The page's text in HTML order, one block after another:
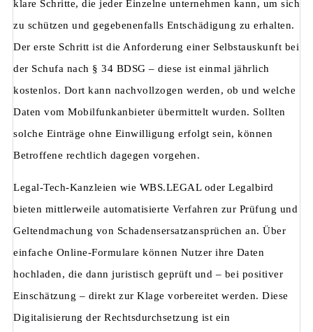
klare Schritte, die jeder Einzelne unternehmen kann, um sich
zu schützen und gegebenenfalls Entschädigung zu erhalten.
Der erste Schritt ist die Anforderung einer Selbstauskunft bei
der Schufa nach § 34 BDSG – diese ist einmal jährlich
kostenlos. Dort kann nachvollzogen werden, ob und welche
Daten vom Mobilfunkanbieter übermittelt wurden. Sollten
solche Einträge ohne Einwilligung erfolgt sein, können
Betroffene rechtlich dagegen vorgehen.
Legal-Tech-Kanzleien wie WBS.LEGAL oder Legalbird
bieten mittlerweile automatisierte Verfahren zur Prüfung und
Geltendmachung von Schadensersatzansprüchen an. Über
einfache Online-Formulare können Nutzer ihre Daten
hochladen, die dann juristisch geprüft und – bei positiver
Einschätzung – direkt zur Klage vorbereitet werden. Diese
Digitalisierung der Rechtsdurchsetzung ist ein